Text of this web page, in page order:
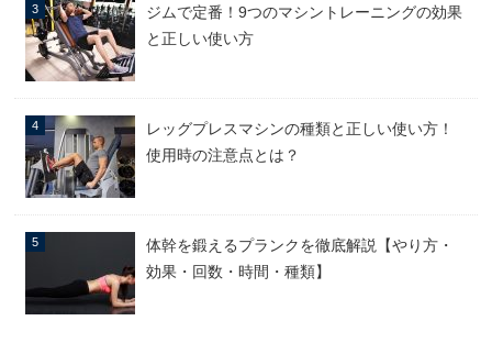
ジムで定番！9つのマシントレーニングの効果
と正しい使い方
レッグプレスマシンの種類と正しい使い方！
使用時の注意点とは？
体幹を鍛えるプランクを徹底解説【やり方・
効果・回数・時間・種類】